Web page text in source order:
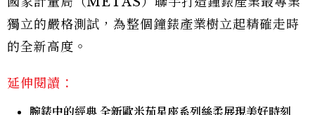
獨立的嚴格測試，為整個鐘錶產業樹立起精確走時
的全新高度。
延伸閱讀：
腕錶中的經典 全新歐米茄星座系列絲柔展現美好時刻